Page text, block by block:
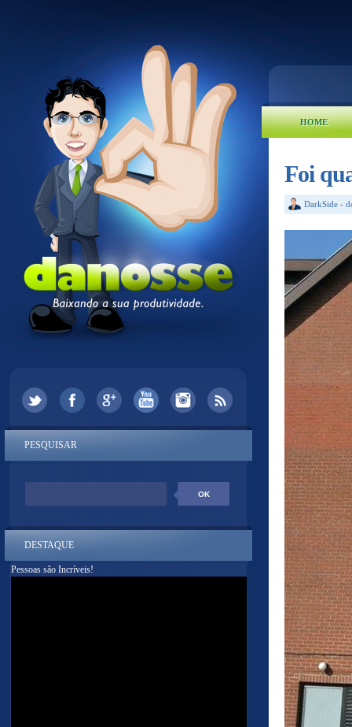
HOME
Foi
DarkSide -
PESQUISAR
DESTAQUE
Pessoas são Incríveis!